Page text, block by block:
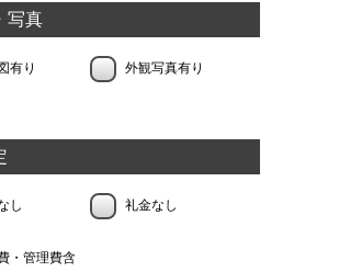
写真
有り 外観写真有り
し 礼金なし
・管理費含